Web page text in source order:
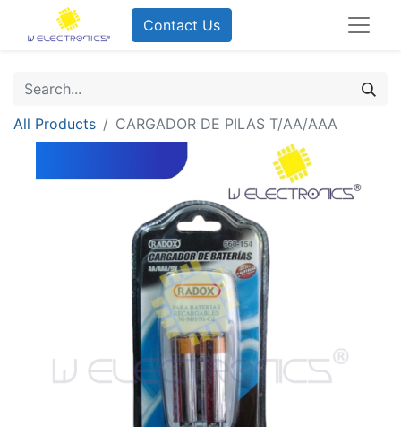
Contact Us
All Products CARGADOR DE PILAS T/AA/AAA